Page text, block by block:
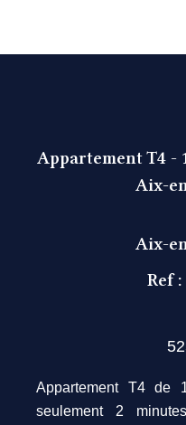
Appartement T4 -
Aix-
Aix-
Ref :
Appartement T4 de
seulement 2